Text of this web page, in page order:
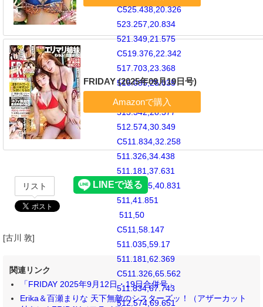
C525.438,20.326
523.257,20.834
521.349,21.575
C519.376,22.342
517.703,23.368
516.035,25.035
C514.368,26.702
513.342,28.377
512.574,30.349
C511.834,32.258
511.326,34.438
511.181,37.631
C511.035,40.831
511,41.851
511,50
C511,58.147
511.035,59.17
511.181,62.369
C511.326,65.562
511.834,67.743
512.574,69.651
FRIDAY (2025年09月19日号)
リスト
[古川 敦]
関連リンク
「FRIDAY 2025年9月12日・19日合併号」
Erika＆百瀬まりな 天下無敵のシスターズッ！（アザーカット